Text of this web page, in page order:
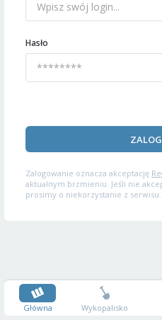
Hasło
Zalogowanie oznacza akceptację
aktualnym brzmieniu. Jeśli nie
prosimy o niekorzystanie z serwisu.
Główna Wykopalisko